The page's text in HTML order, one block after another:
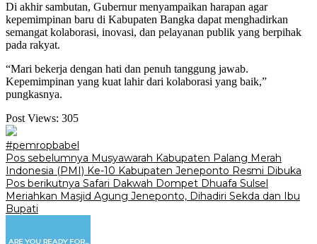
Di akhir sambutan, Gubernur menyampaikan harapan agar
kepemimpinan baru di Kabupaten Bangka dapat menghadirkan
semangat kolaborasi, inovasi, dan pelayanan publik yang berpihak
pada rakyat.
“Mari bekerja dengan hati dan penuh tanggung jawab.
Kepemimpinan yang kuat lahir dari kolaborasi yang baik,”
pungkasnya.
Post Views: 305
#pemropbabel
Navigasi
pos
Pos sebelumnya Musyawarah Kabupaten Palang Merah
Indonesia (PMI) Ke-10 Kabupaten Jeneponto Resmi Dibuka
Pos berikutnya Safari Dakwah Dompet Dhuafa Sulsel
Meriahkan Masjid Agung Jeneponto, Dihadiri Sekda dan Ibu
Bupati